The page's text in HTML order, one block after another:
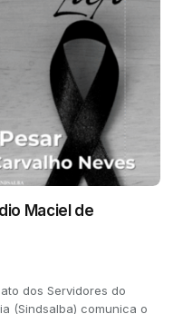
Maciel de
dos Servidores do
(Sindsalba) comunica o